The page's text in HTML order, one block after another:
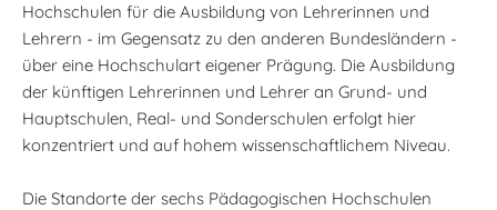
Hochschulen für die Ausbildung von Lehrerinnen und
Lehrern - im Gegensatz zu den anderen Bundesländern -
über eine Hochschulart eigener Prägung. Die Ausbildung
der künftigen Lehrerinnen und Lehrer an Grund- und
Hauptschulen, Real- und Sonderschulen erfolgt hier
konzentriert und auf hohem wissenschaftlichem Niveau.
Die Standorte der sechs Pädagogischen Hochschulen